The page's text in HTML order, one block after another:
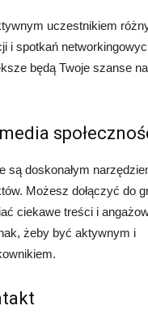
uczestnikiem
i spotkań
będą Twoje szanse
są doskonałym
Możesz dołączyć do
ciekawe treści i
żeby być aktywnym i